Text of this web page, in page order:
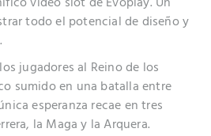
todo el potencial de diseño y
jugadores al Reino de los
sumido en una batalla entre
esperanza recae en tres
la Maga y la Arquera.